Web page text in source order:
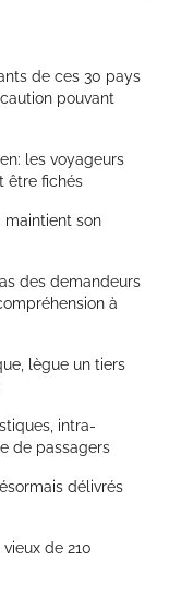
de ces 30 pays
pouvant
les voyageurs
être fichés
maintient son
des demandeurs
à
lègue un tiers
intra-
de passagers
délivrés
de 210